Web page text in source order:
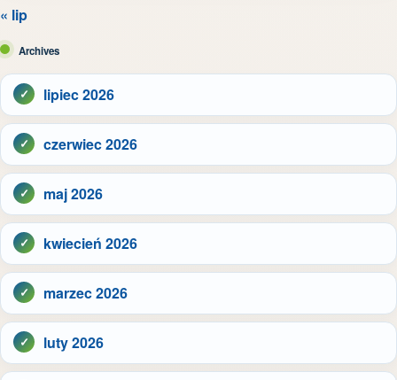
« lip
Archives
lipiec 2026
czerwiec 2026
maj 2026
kwiecień 2026
marzec 2026
luty 2026